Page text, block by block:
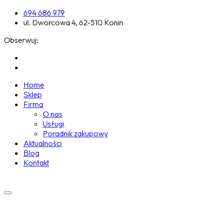
694 686 979
ul. Dworcowa 4, 62-510 Konin
Obserwuj:
Home
Sklep
Firma
O nas
Usługi
Poradnik zakupowy
Aktualności
Blog
Kontakt